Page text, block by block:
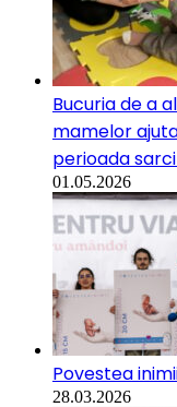
Bucuria de a
mamelor
perioada
01.05.2026
Povestea
28.03.2026